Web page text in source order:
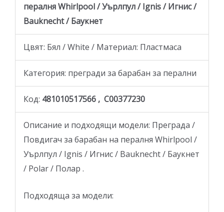
пералня Whirlpool / Уърлпул / Ignis / Игнис /
Bauknecht / Баукнет
Цвят: Бял / White / Материал: Пластмаса
Категория: прегради за барабан за перални
Код: 481010517566 , C00377230
Описание и подходящи модели: Преграда /
Повдигач за барабан на пералня Whirlpool /
Уърлпул / Ignis / Игнис / Bauknecht / Баукнет
/ Polar / Полар .
Подходяща за модели: